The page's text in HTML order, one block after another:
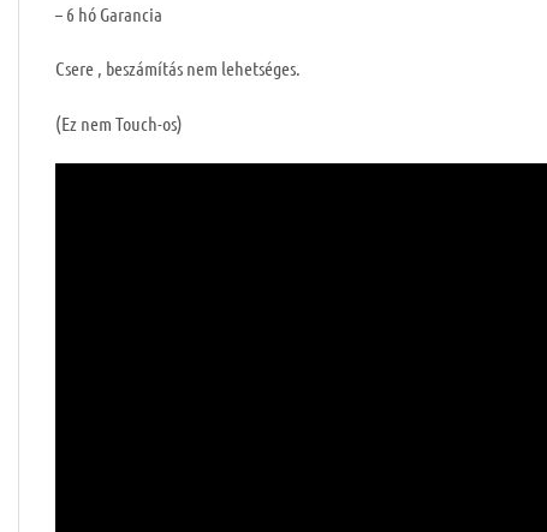
– 6 hó Garancia
Csere , beszámítás nem lehetséges.
(Ez nem Touch-os)